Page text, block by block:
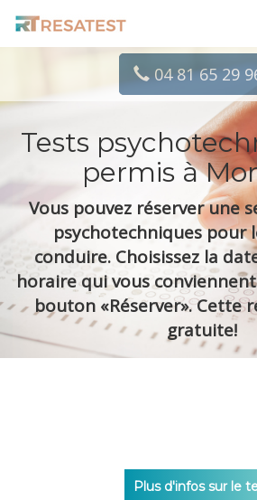
04 81 65 29
Tests
permis à
Vous pouvez réserver une
psychotechniques pour
conduire. Choisissez la
horaire qui vous
bouton «Réserver». Cette
gratuite!
Plus d'infos sur le